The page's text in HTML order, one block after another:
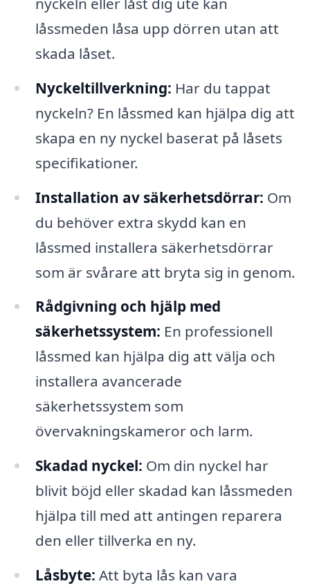
låssmeden låsa upp dörren utan att
skada låset.
Nyckeltillverkning: Har du tappat
nyckeln? En låssmed kan hjälpa dig att
skapa en ny nyckel baserat på låsets
specifikationer.
Installation av säkerhetsdörrar: Om
du behöver extra skydd kan en
låssmed installera säkerhetsdörrar
som är svårare att bryta sig in genom.
Rådgivning och hjälp med
säkerhetssystem: En professionell
låssmed kan hjälpa dig att välja och
installera avancerade
säkerhetssystem som
övervakningskameror och larm.
Skadad nyckel: Om din nyckel har
blivit böjd eller skadad kan låssmeden
hjälpa till med att antingen reparera
den eller tillverka en ny.
Låsbyte: Att byta lås kan vara